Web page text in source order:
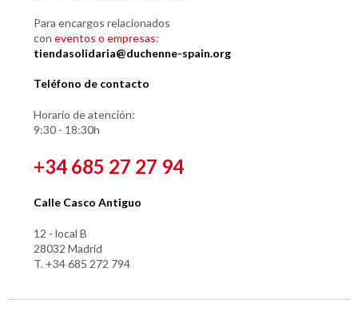
Para encargos relacionados
con eventos o empresas:
tiendasolidaria@duchenne-spain.org
Teléfono de contacto
Horario de atención:
9:30 - 18:30h
+34 685 27 27 94
Calle Casco Antiguo
12 - local B
28032 Madrid
T. +34 685 272 794